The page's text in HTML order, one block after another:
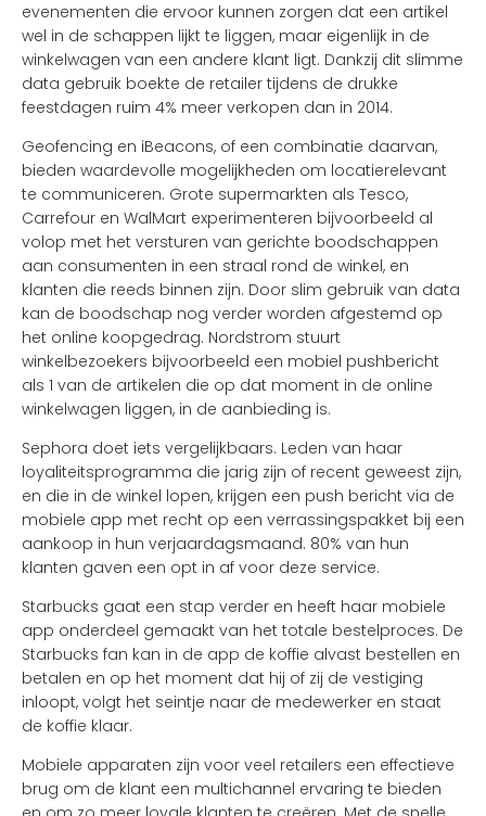
evenementen die ervoor kunnen zorgen dat een artikel
wel in de schappen lijkt te liggen, maar eigenlijk in de
winkelwagen van een andere klant ligt. Dankzij dit slimme
data gebruik boekte de retailer tijdens de drukke
feestdagen ruim 4% meer verkopen dan in 2014.
Geofencing en iBeacons, of een combinatie daarvan,
bieden waardevolle mogelijkheden om locatierelevant
te communiceren. Grote supermarkten als Tesco,
Carrefour en WalMart experimenteren bijvoorbeeld al
volop met het versturen van gerichte boodschappen
aan consumenten in een straal rond de winkel, en
klanten die reeds binnen zijn. Door slim gebruik van data
kan de boodschap nog verder worden afgestemd op
het online koopgedrag. Nordstrom stuurt
winkelbezoekers bijvoorbeeld een mobiel pushbericht
als 1 van de artikelen die op dat moment in de online
winkelwagen liggen, in de aanbieding is.
Sephora doet iets vergelijkbaars. Leden van haar
loyaliteitsprogramma die jarig zijn of recent geweest zijn,
en die in de winkel lopen, krijgen een push bericht via de
mobiele app met recht op een verrassingspakket bij een
aankoop in hun verjaardagsmaand. 80% van hun
klanten gaven een opt in af voor deze service.
Starbucks gaat een stap verder en heeft haar mobiele
app onderdeel gemaakt van het totale bestelproces. De
Starbucks fan kan in de app de koffie alvast bestellen en
betalen en op het moment dat hij of zij de vestiging
inloopt, volgt het seintje naar de medewerker en staat
de koffie klaar.
Mobiele apparaten zijn voor veel retailers een effectieve
brug om de klant een multichannel ervaring te bieden